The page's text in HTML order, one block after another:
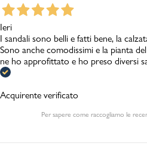
Ieri
I sandali sono belli e fatti bene, la
Sono anche comodissimi e la pianta
ne ho approfittato e ho preso diversi
Acquirente verificato
Per sapere come raccogliamo le